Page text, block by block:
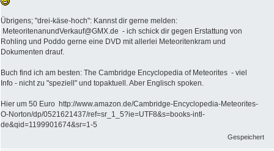
Übrigens; "drei-käse-hoch": Kannst dir gerne melden:
MeteoritenanundVerkauf@GMX.de - ich schick dir gegen Erstattung von
Rohling und Poddo gerne eine DVD mit allerlei Meteoritenkram und
Dokumenten drauf.
Buch find ich am besten: The Cambridge Encyclopedia of Meteorites - viel
Info - nicht zu "speziell" und topaktuell. Aber Englisch spoken.
Hier um 50 Euro http://www.amazon.de/Cambridge-Encyclopedia-Meteorites-
O-Norton/dp/0521621437/ref=sr_1_5?ie=UTF8&s=books-intl-
de&qid=1199901674&sr=1-5
Gespeichert